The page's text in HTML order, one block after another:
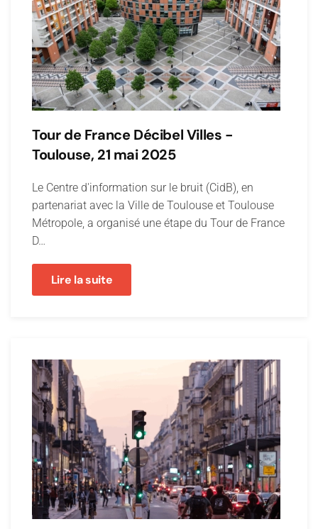
Tour de France Décibel Villes -
Toulouse, 21 mai 2025
Le Centre d'information sur le bruit (CidB), en
partenariat avec la Ville de Toulouse et Toulouse
Métropole, a organisé une étape du Tour de France
D…
Lire la suite